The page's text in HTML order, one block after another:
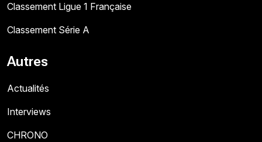
Classement Ligue 1 Française
Classement Série A
Autres
Actualités
Interviews
CHRONO